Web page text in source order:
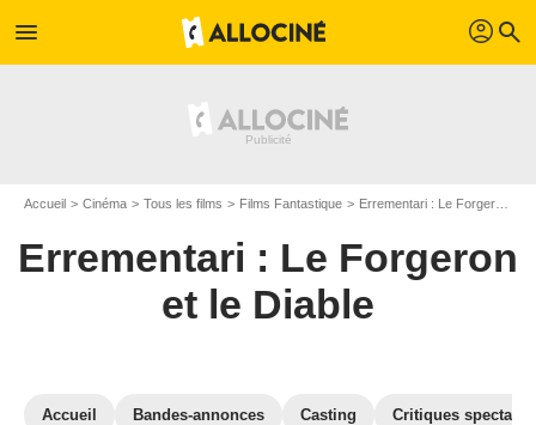
menu profil search
Accueil Cinéma Tous les films Films Fantastique Errementari : Le Forgeron et le Diable
Errementari : Le Forgeron
et le Diable
Accueil Bandes-annonces Casting Critiques